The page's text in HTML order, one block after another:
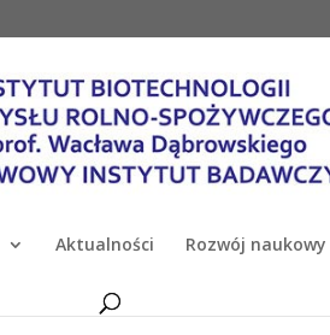
Aktualności Rozwój naukowy